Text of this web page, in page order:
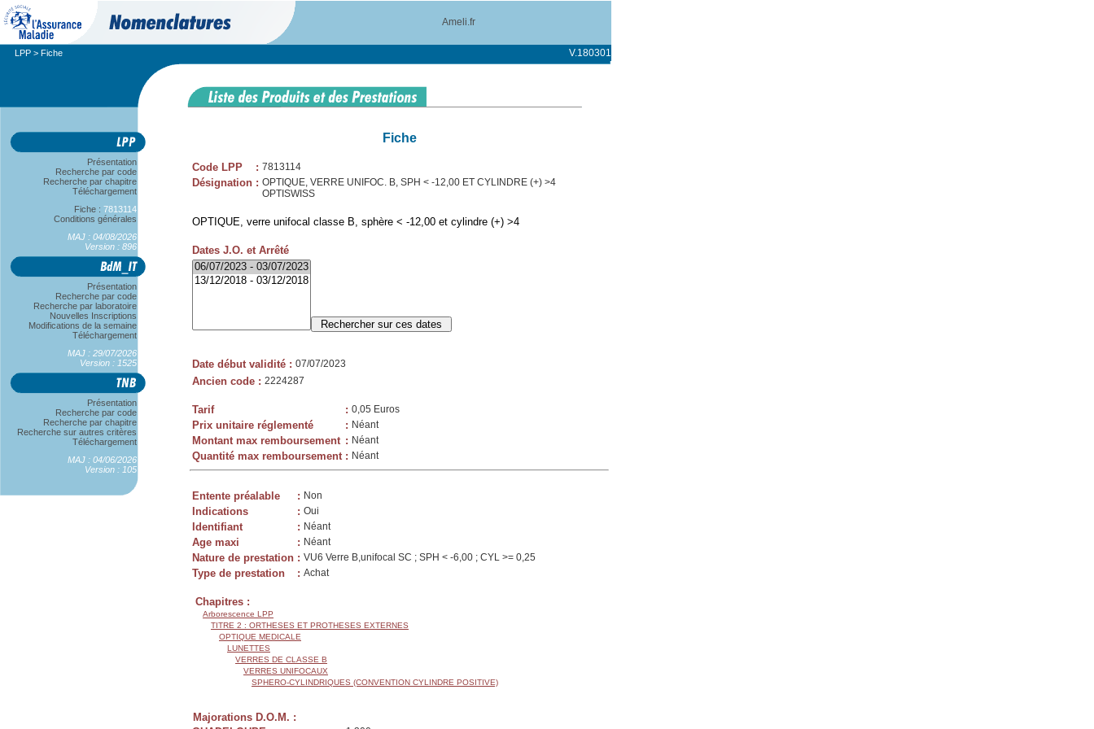
Ameli.fr
LPP > Fiche V.180301
Présentation
Recherche par code
Recherche par chapitre
Téléchargement
Fiche : 7813114
Conditions générales
MAJ : 04/08/2026
Version : 896
Présentation
Recherche par code
Recherche par laboratoire
Nouvelles Inscriptions
Modifications de la semaine
Téléchargement
MAJ : 29/07/2026
Version : 1525
Présentation
Recherche par code
Recherche par chapitre
Recherche sur autres critères
Téléchargement
MAJ : 04/06/2026
Version : 105
Fiche
Code LPP : 7813114
Désignation : OPTIQUE, VERRE UNIFOC. B, SPH < -12,00 ET CYLINDRE (+) >4
OPTISWISS
OPTIQUE, verre unifocal classe B, sphère < -12,00 et cylindre (+) >4
Dates J.O. et Arrêté
Date début validité : 07/07/2023
Ancien code : 2224287
Tarif : 0,05 Euros
Prix unitaire réglementé : Néant
Montant max remboursement : Néant
Quantité max remboursement : Néant
Entente préalable : Non
Indications : Oui
Identifiant : Néant
Age maxi : Néant
Nature de prestation : VU6 Verre B,unifocal SC ; SPH < -6,00 ; CYL >= 0,25
Type de prestation : Achat
Chapitres :
Arborescence LPP
TITRE 2 : ORTHESES ET PROTHESES EXTERNES
OPTIQUE MEDICALE
LUNETTES
VERRES DE CLASSE B
VERRES UNIFOCAUX
SPHERO-CYLINDRIQUES (CONVENTION CYLINDRE POSITIVE)
Majorations D.O.M. :